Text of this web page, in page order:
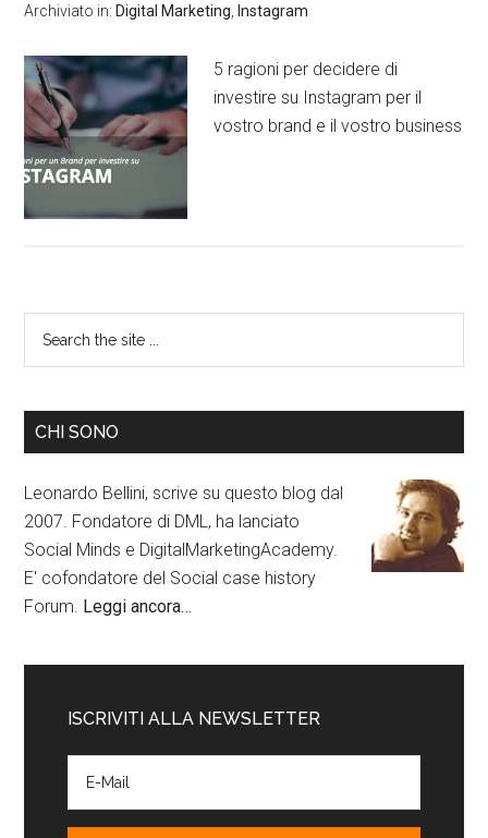
Archiviato in: Digital Marketing Instagram
5 ragioni per decidere di
investire su Instagram per il
vostro brand e il vostro business
CHI SONO
Leonardo Bellini, scrive su questo blog dal
2007. Fondatore di DML, ha lanciato
Social Minds e DigitalMarketingAcademy.
E' cofondatore del Social case history
Forum. Leggi ancora…
ISCRIVITI ALLA NEWSLETTER